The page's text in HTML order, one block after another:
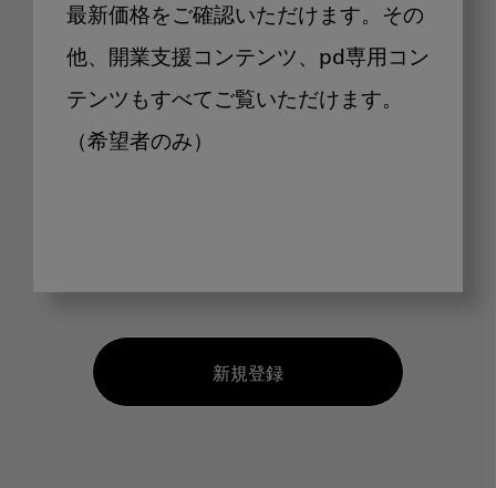
最新価格をご確認いただけます。その
他、開業支援コンテンツ、pd専用コン
テンツもすべてご覧いただけます。
（希望者のみ）
新規登録